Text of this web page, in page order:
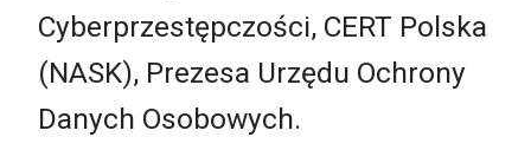
Cyberprzestępczości, CERT Polska
(NASK), Prezesa Urzędu Ochrony
Danych Osobowych.